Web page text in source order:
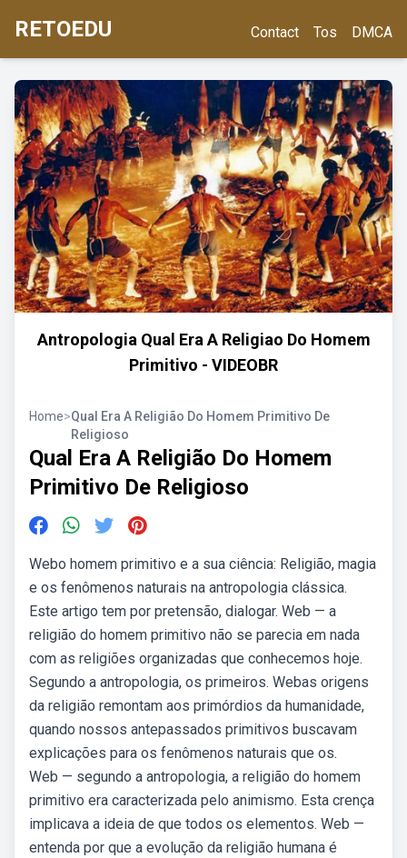
RETOEDU Contact Tos DMCA
Antropologia Qual Era A Religiao Do Homem
Primitivo - VIDEOBR
Home>Qual Era A Religião Do Homem Primitivo De
Religioso
Qual Era A Religião Do Homem
Primitivo De Religioso
Webo homem primitivo e a sua ciência: Religião, magia
e os fenômenos naturais na antropologia clássica.
Este artigo tem por pretensão, dialogar. Web — a
religião do homem primitivo não se parecia em nada
com as religiões organizadas que conhecemos hoje.
Segundo a antropologia, os primeiros. Webas origens
da religião remontam aos primórdios da humanidade,
quando nossos antepassados primitivos buscavam
explicações para os fenômenos naturais que os.
Web — segundo a antropologia, a religião do homem
primitivo era caracterizada pelo animismo. Esta crença
implicava a ideia de que todos os elementos. Web —
entenda por que a evolução da religião humana é